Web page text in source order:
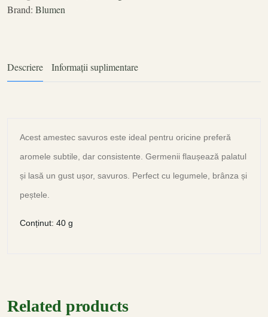
Brand: Blumen
Descriere Informații suplimentare
Acest amestec savuros este ideal pentru oricine preferă
aromele subtile, dar consistente. Germenii flaușează palatul
și lasă un gust ușor, savuros. Perfect cu legumele, brânza și
peștele.
Conținut: 40 g
Related products